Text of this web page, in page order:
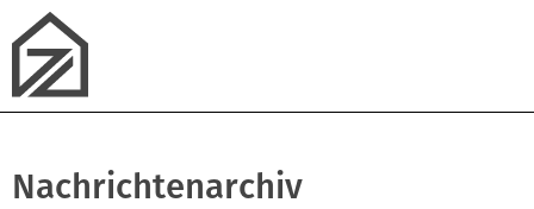
Nachrichtenarchiv